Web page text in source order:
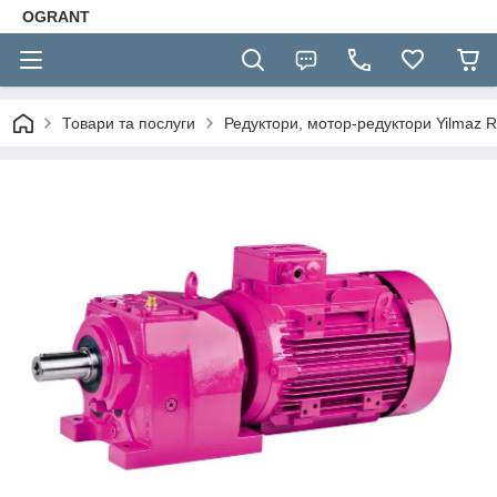
OGRANT
Товари та послуги Редуктори, мотор-редуктори Yilmaz